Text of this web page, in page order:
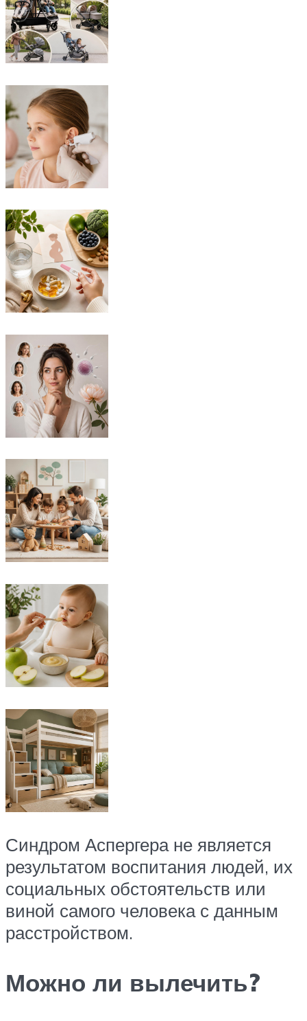
Синдром Аспергера не является
результатом воспитания людей, их
социальных обстоятельств или
виной самого человека с данным
расстройством.
Можно ли вылечить?